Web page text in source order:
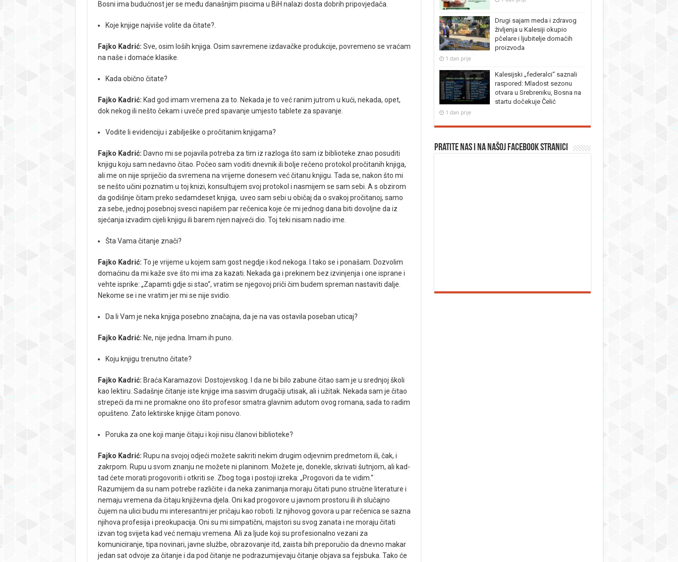
Bosni ima budućnost jer se među današnjim piscima u BiH nalazi dosta dobrih pripovjedača.
Koje knjige najviše volite da čitate?.
Fajko Kadrić: Sve, osim loših knjiga. Osim savremene izdavačke produkcije, povremeno se vraćam
na naše i domaće klasike.
Kada obično čitate?
Fajko Kadrić: Kad god imam vremena za to. Nekada je to već ranim jutrom u kući, nekada, opet,
dok nekog ili nešto čekam i uveče pred spavanje umjesto tablete za spavanje.
Vodite li evidenciju i zabilješke o pročitanim knjigama?
Fajko Kadrić: Davno mi se pojavila potreba za tim iz razloga što sam iz biblioteke znao posuditi
knjigu koju sam nedavno čitao. Počeo sam voditi dnevnik ili bolje rečeno protokol pročitanih knjiga,
ali me on nije spriječio da svremena na vrijeme donesem već čitanu knjigu. Tada se, nakon što mi
se nešto učini poznatim u toj knizi, konsultujem svoj protokol i nasmijem se sam sebi. A s obzirom
da godišnje čitam preko sedamdeset knjiga, uveo sam sebi u običaj da o svakoj pročitanoj, samo
za sebe, jednoj posebnoj svesci napišem par rečenica koje će mi jednog dana biti dovoljne da iz
sjećanja izvadim cijeli knjigu ili barem njen najveći dio. Toj teki nisam nadio ime.
Šta Vama čitanje znači?
Fajko Kadrić: To je vrijeme u kojem sam gost negdje i kod nekoga. I tako se i ponašam. Dozvolim
domaćinu da mi kaže sve što mi ima za kazati. Nekada ga i prekinem bez izvinjenja i one isprane i
vehte isprike: „Zapamti gdje si stao“, vratim se njegovoj priči čim budem spreman nastaviti dalje.
Nekome se i ne vratim jer mi se nije svidio.
Da li Vam je neka knjiga posebno značajna, da je na vas ostavila poseban uticaj?
Fajko Kadrić: Ne, nije jedna. Imam ih puno.
Koju knjigu trenutno čitate?
Fajko Kadrić: Braća Karamazovi Dostojevskog. I da ne bi bilo zabune čitao sam je u srednjoj školi
kao lektiru. Sadašnje čitanje iste knjige ima sasvim drugačiji utisak, ali i užitak. Nekada sam je čitao
strepeći da mi ne promakne ono što profesor smatra glavnim adutom ovog romana, sada to radim
opušteno. Zato lektirske knjige čitam ponovo.
Poruka za one koji manje čitaju i koji nisu članovi biblioteke?
Fajko Kadrić: Rupu na svojoj odjeći možete sakriti nekim drugim odjevnim predmetom ili, čak, i
zakrpom. Rupu u svom znanju ne možete ni planinom. Možete je, donekle, skrivati šutnjom, ali kad-
tad ćete morati progovoriti i otkriti se. Zbog toga i postoji izreka: „Progovori da te vidim.“
Razumijem da su nam potrebe različite i da neka zanimanja moraju čitati puno stručne literature i
nemaju vremena da čitaju književna djela. Oni kad progovore u javnom prostoru ili ih slučajno
čujem na ulici budu mi interesantni jer pričaju kao roboti. Iz njihovog govora u par rečenica se sazna
njihova profesija i preokupacija. Oni su mi simpatični, majstori su svog zanata i ne moraju čitati
izvan tog svijeta kad već nemaju vremena. Ali za ljude koji su profesionalno vezani za
komuniciranje, tipa novinari, javne službe, obrazovanje itd, zaista bih preporučio da dnevno makar
jedan sat odvoje za čitanje i da pod čitanje ne podrazumijevaju čitanje objava sa fejsbuka. Tako će
Drugi sajam meda i zdravog
življenja u Kalesiji okupio
pčelare i ljubitelje domaćih
proizvoda
1 dan prije
Kalesijski „federalci“ saznali
raspored: Mladost sezonu
otvara u Srebreniku, Bosna na
startu dočekuje Čelić
1 dan prije
Pratite nas i na našoj facebook stranici